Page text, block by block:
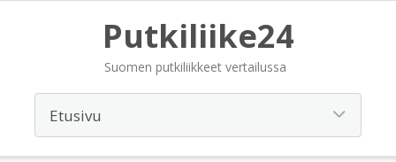
Putkiliike24
Suomen putkiliikkeet vertailussa